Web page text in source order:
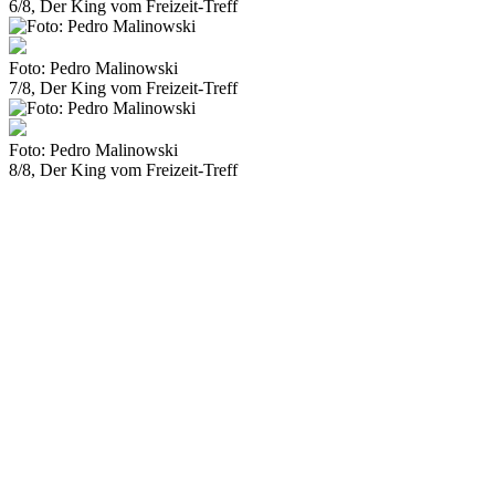
6/8, Der King vom Freizeit-Treff
Foto: Pedro Malinowski
7/8, Der King vom Freizeit-Treff
Foto: Pedro Malinowski
8/8, Der King vom Freizeit-Treff